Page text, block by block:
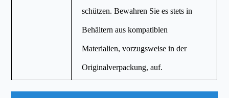
schützen. Bewahren Sie es stets in
Behältern aus kompatiblen
Materialien, vorzugsweise in der
Originalverpackung, auf.